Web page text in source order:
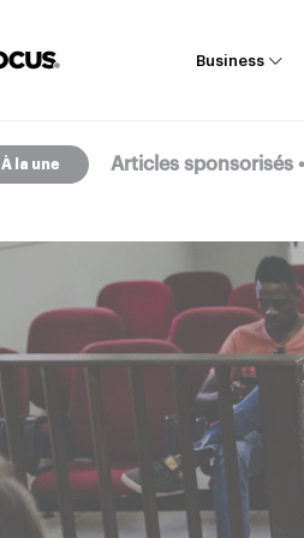
Business
À la une Articles sponsorisés
Articles sponsorisés